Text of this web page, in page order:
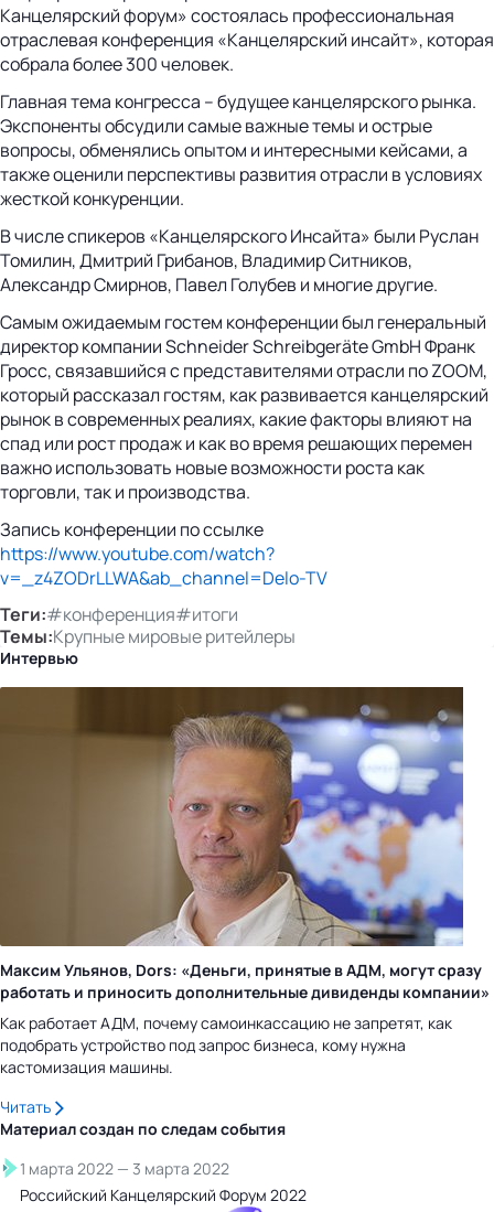
Канцелярский форум» состоялась профессиональная
отраслевая конференция «Канцелярский инсайт», которая
собрала более 300 человек.
Главная тема конгресса – будущее канцелярского рынка.
Экспоненты обсудили самые важные темы и острые
вопросы, обменялись опытом и интересными кейсами, а
также оценили перспективы развития отрасли в условиях
жесткой конкуренции.
В числе спикеров «Канцелярского Инсайта» были Руслан
Томилин, Дмитрий Грибанов, Владимир Ситников,
Александр Смирнов, Павел Голубев и многие другие.
Самым ожидаемым гостем конференции был генеральный
директор компании Schneider Schreibgeräte GmbH Франк
Гросс, связавшийся с представителями отрасли по ZOOM,
который рассказал гостям, как развивается канцелярский
рынок в современных реалиях, какие факторы влияют на
спад или рост продаж и как во время решающих перемен
важно использовать новые возможности роста как
торговли, так и производства.
Запись конференции по ссылке
https://www.youtube.com/watch?
v=_z4ZODrLLWA&ab_channel=Delo-TV
Теги:#конференция#итоги
Темы:Крупные мировые ритейлеры
Интервью
Максим Ульянов, Dors: «Деньги, принятые в АДМ, могут сразу
работать и приносить дополнительные дивиденды компании»
Как работает АДМ, почему самоинкассацию не запретят, как
подобрать устройство под запрос бизнеса, кому нужна
кастомизация машины.
Читать
Материал создан по следамсобытия
1 марта 2022 — 3 марта 2022
Российский Канцелярский Форум 2022